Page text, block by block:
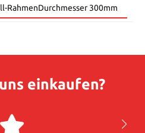
RahmenDurchmesser 300mm
einkaufen?